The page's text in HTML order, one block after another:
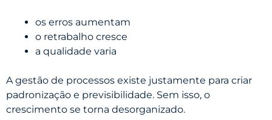
os erros aumentam
o retrabalho cresce
a qualidade varia
A gestão de processos existe justamente para criar
padronização e previsibilidade. Sem isso, o
crescimento se torna desorganizado.